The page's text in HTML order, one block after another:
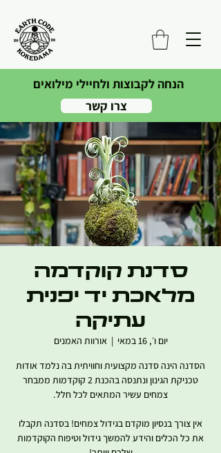
הנחה לקבוצות ולחיילי מילואים
צרו קשר
סדנת קוקדמה
מלאכת יד יפנית
עתיקה
יום ו׳, 16 במאי
  |
אורוות האמנים
הסדנה הינה סדנה מקצועית וחוויתית בה נלמד אודות
טכניקת הגינון ונתנסה בהכנת 2 קוקדמות ממבחר
אין צורך בנסיון מוקדם בגידול צמחים! בסדנה תקבלו
את כל הכלים והידע להמשך גידול וטיפוח הקוקדמות